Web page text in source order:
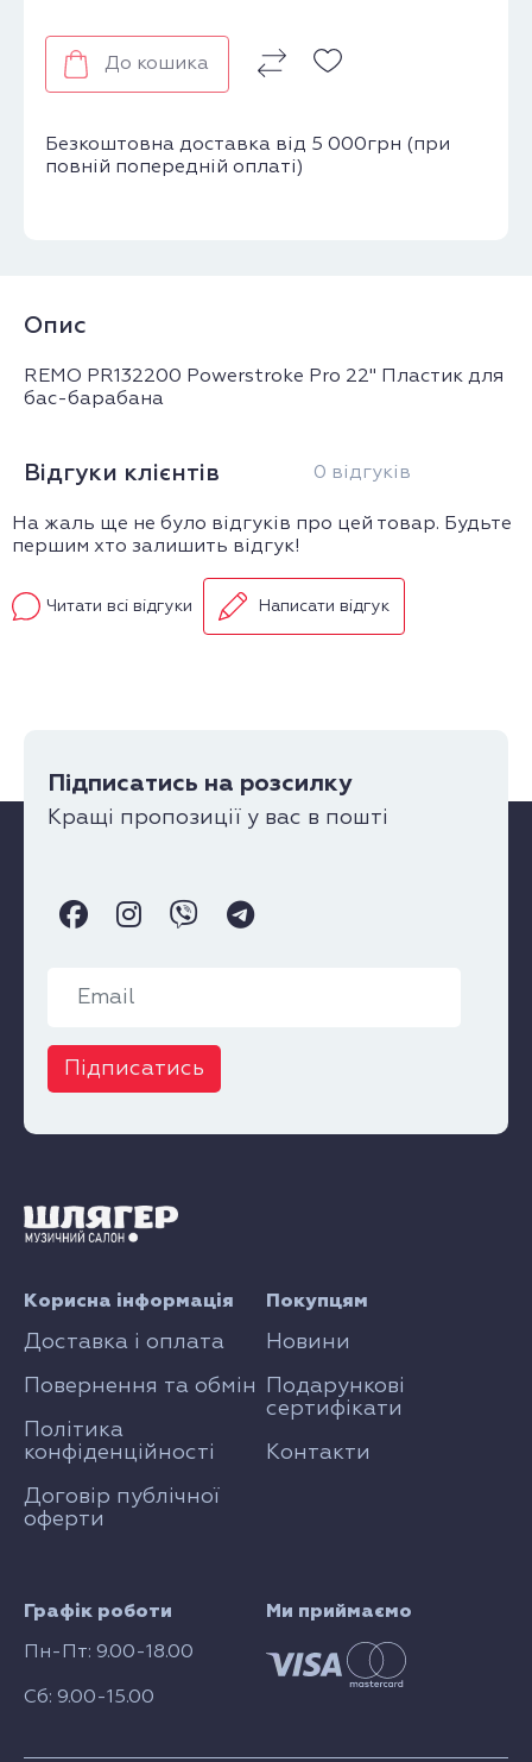
До кошика
Безкоштовна доставка від 5 000грн (при
повній попередній оплаті)
Опис
REMO PR132200 Powerstroke Pro 22" Пластик для
бас-барабана
Відгуки клієнтів 0 відгуків
На жаль ще не було відгуків про цей товар. Будьте
першим хто залишить відгук!
Читати всі відгуки Написати відгук
Підписатись на розсилку
Кращі пропозиції у вас в пошті
Підписатись
Графік роботи
Пн-Пт: 9.00-18.00
Сб: 9.00-15.00
Покупцям
Новини
Подарункові
сертифікати
Контакти
Корисна інформація
Доставка і оплата
Повернення та обмін
Політика
конфіденційності
Договір публічної
оферти
Ми приймаємо